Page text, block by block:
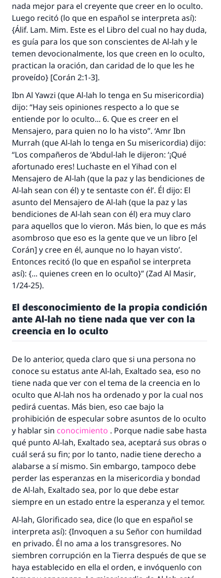
nada mejor para el creyente que creer en lo oculto.
Luego recitó (lo que en español se interpreta así):
{Álif. Lam. Mim. Este es el Libro del cual no hay duda,
es guía para los que son conscientes de Al-lah y le
temen devocionalmente, los que creen en lo oculto,
practican la oración, dan caridad de lo que les he
proveído} [Corán 2:1-3].
Ibn Al Yawzi (que Al-lah lo tenga en Su misericordia)
dijo: “Hay seis opiniones respecto a lo que se
entiende por lo oculto... 6. Que es creer en el
Mensajero, para quien no lo ha visto”. ‘Amr Ibn
Murrah (que Al-lah lo tenga en Su misericordia) dijo:
“Los compañeros de ‘Abdul-lah le dijeron: ‘¡Qué
afortunado eres! Luchaste en el Yihad con el
Mensajero de Al-lah (que la paz y las bendiciones de
Al-lah sean con él) y te sentaste con él’. Él dijo: El
asunto del Mensajero de Al-lah (que la paz y las
bendiciones de Al-lah sean con él) era muy claro
para aquellos que lo vieron. Más bien, lo que es más
asombroso que eso es la gente que ve un libro [el
Corán] y cree en él, aunque no lo hayan visto’.
Entonces recitó (lo que en español se interpreta
así): {... quienes creen en lo oculto}” (Zad Al Masir,
1/24-25).
El desconocimiento de la propia condición
ante Al-lah no tiene nada que ver con la
creencia en lo oculto
De lo anterior, queda claro que si una persona no
conoce su estatus ante Al-lah, Exaltado sea, eso no
tiene nada que ver con el tema de la creencia en lo
oculto que Al-lah nos ha ordenado y por la cual nos
pedirá cuentas. Más bien, eso cae bajo la
prohibición de especular sobre asuntos de lo oculto
y hablar sin conocimiento . Porque nadie sabe hasta
qué punto Al-lah, Exaltado sea, aceptará sus obras o
cuál será su fin; por lo tanto, nadie tiene derecho a
alabarse a sí mismo. Sin embargo, tampoco debe
perder las esperanzas en la misericordia y bondad
de Al-lah, Exaltado sea, por lo que debe estar
siempre en un estado entre la esperanza y el temor.
Al-lah, Glorificado sea, dice (lo que en español se
interpreta así): {Invoquen a su Señor con humildad
en privado. Él no ama a los transgresores. No
siembren corrupción en la Tierra después de que se
haya establecido en ella el orden, e invóquenlo con